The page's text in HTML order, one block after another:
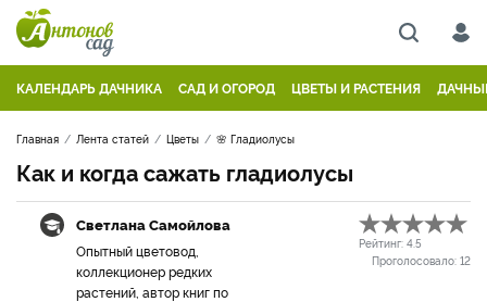
КАЛЕНДАРЬ ДАЧНИКА САД И ОГОРОД ЦВЕТЫ И РАСТЕНИЯ
Главная Лента статей Цветы 🌸 Гладиолусы
Как и когда сажать гладиолусы
Светлана Самойлова
Опытный цветовод,
коллекционер редких
растений, автор книг по
Рейтинг: 4.5
Проголосовало: 12